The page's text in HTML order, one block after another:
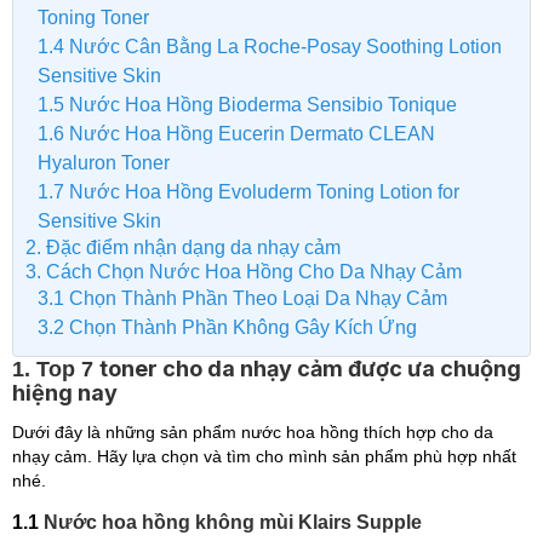
Toning Toner
1.4 Nước Cân Bằng La Roche-Posay Soothing Lotion
Sensitive Skin
1.5 Nước Hoa Hồng Bioderma Sensibio Tonique
1.6 Nước Hoa Hồng Eucerin Dermato CLEAN
Hyaluron Toner
1.7 Nước Hoa Hồng Evoluderm Toning Lotion for
Sensitive Skin
2. Đặc điểm nhận dạng da nhạy cảm
3. Cách Chọn Nước Hoa Hồng Cho Da Nhạy Cảm
3.1 Chọn Thành Phần Theo Loại Da Nhạy Cảm
3.2 Chọn Thành Phần Không Gây Kích Ứng
1. Top 7 toner cho da nhạy cảm được ưa chuộng
hiệng nay
Dưới đây là những sản phẩm nước hoa hồng thích hợp cho da
nhạy cảm. Hãy lựa chọn và tìm cho mình sản phẩm phù hợp nhất
nhé.
1.1 Nước hoa hồng không mùi Klairs Supple